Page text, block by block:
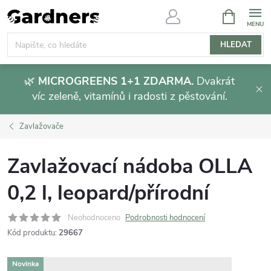
Přejít
na
obsah
HLEDAT
NÁKUPNÍ
KOŠÍK
🌿 MICROGREENS 1+1 ZDARMA. Dvakrát
víc zeleně, vitamínů i radosti z pěstování.
Zavlažovače
Zavlažovací nádoba OLLA
0,2 l, leopard/přírodní
Neohodnoceno Podrobnosti hodnocení
Kód produktu: 29667
Novinka